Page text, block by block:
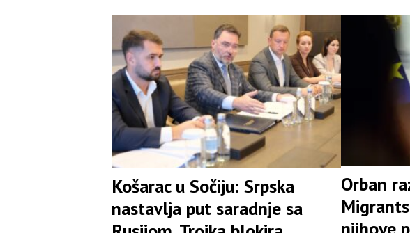
Košarac u Sočiju: Srpska
nastavlja put saradnje sa
Orban